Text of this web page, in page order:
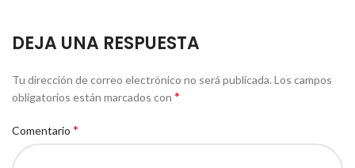
DEJA UNA RESPUESTA
Tu dirección de correo electrónico no será publicada. Los campos
obligatorios están marcados con *
Comentario *